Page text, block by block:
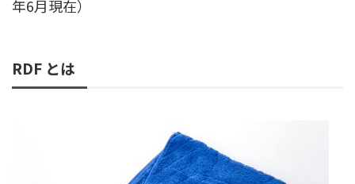
年6月現在）
RDF とは